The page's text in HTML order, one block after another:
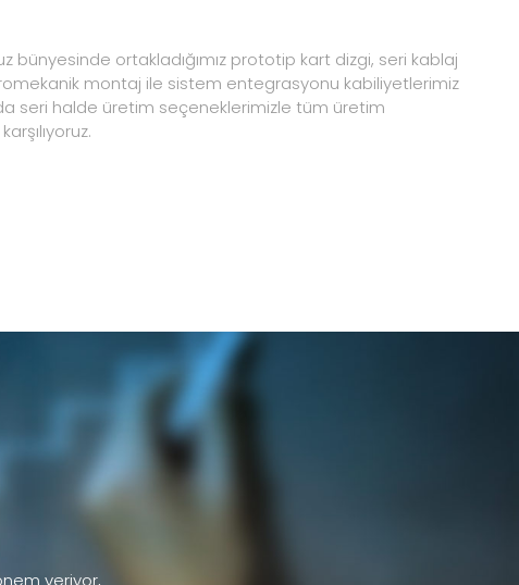
bünyesinde ortakladığımız prototip kart dizgi, seri kablaj
montaj ile sistem entegrasyonu kabiliyetlerimiz
seri halde üretim seçeneklerimizle tüm üretim
veriyor,